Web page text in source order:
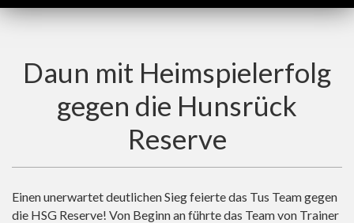
Daun mit Heimspielerfolg
gegen die Hunsrück
Reserve
Einen unerwartet deutlichen Sieg feierte das Tus Team gegen
die HSG Reserve! Von Beginn an führte das Team von Trainer